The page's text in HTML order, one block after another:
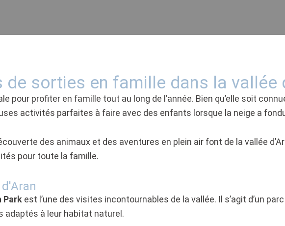
de sorties en famille dans la vallée
pour profiter en famille tout au long de l’année. Bien qu’elle soit
activités parfaites à faire avec des enfants lorsque la neige a
des animaux et des aventures en plein air font de la vallée
pour toute la famille.
Park est l’une des visites incontournables de la vallée. Il s’agit d’un
adaptés à leur habitat naturel.